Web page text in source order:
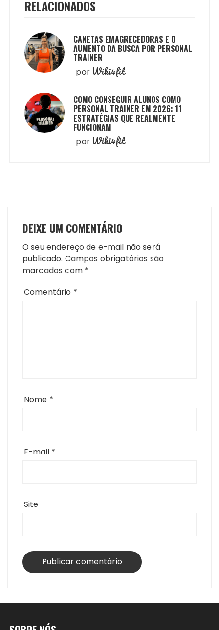
RELACIONADOS
CANETAS EMAGRECEDORAS E O
AUMENTO DA BUSCA POR PERSONAL
TRAINER
por Wiki4fit
COMO CONSEGUIR ALUNOS COMO
PERSONAL TRAINER EM 2026: 11
ESTRATÉGIAS QUE REALMENTE
FUNCIONAM
por Wiki4fit
DEIXE UM COMENTÁRIO
O seu endereço de e-mail não será
publicado. Campos obrigatórios são
marcados com *
Comentário *
Nome *
E-mail *
Site